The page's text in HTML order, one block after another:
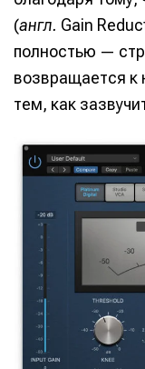
(англ. Gain
полностью —
возвращается к
тем, как